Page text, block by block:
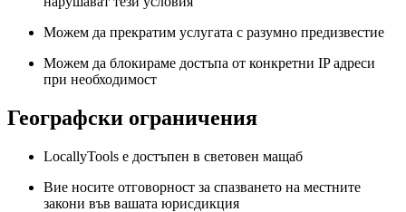
Можем да прекратим услугата с разумно предизвестие
Можем да блокираме достъпа от конкретни IP адреси
при необходимост
Географски ограничения
LocallyTools е достъпен в световен мащаб
Вие носите отговорност за спазването на местните
закони във вашата юрисдикция